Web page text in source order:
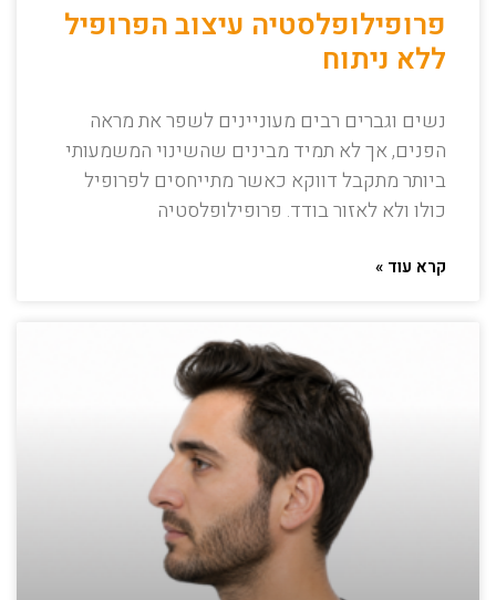
פרופילופלסטיה עיצוב הפרופיל
ללא ניתוח
נשים וגברים רבים מעוניינים לשפר את מראה
הפנים, אך לא תמיד מבינים שהשינוי המשמעותי
ביותר מתקבל דווקא כאשר מתייחסים לפרופיל
כולו ולא לאזור בודד. פרופילופלסטיה
קרא עוד »